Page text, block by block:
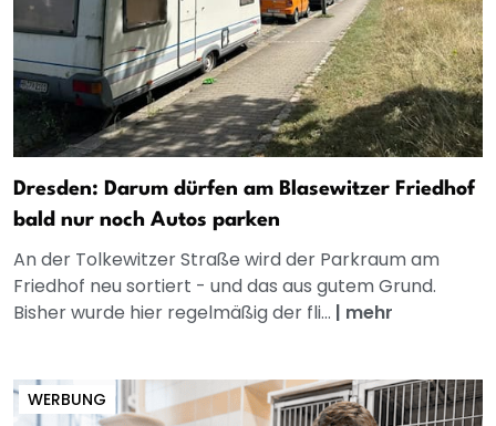
Dresden: Darum dürfen am Blasewitzer Friedhof
bald nur noch Autos parken
An der Tolkewitzer Straße wird der Parkraum am
Friedhof neu sortiert - und das aus gutem Grund.
Bisher wurde hier regelmäßig der fli... | mehr
WERBUNG